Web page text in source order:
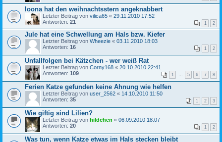
loona hat den weihnachtsstern angeknabbert
Letzter Beitrag von vilica65 « 29.11.2010 17:52
Antworten: 21 1 2
Jule hat eine Schwellung am Hals bzw. Kiefer
Letzter Beitrag von Wheezie « 03.11.2010 18:03
Antworten: 16 1 2
Unfallfolgen bei Kätzchen - wer weiß Rat
Letzter Beitrag von Corny168 « 20.10.2010 22:41
Antworten: 109 1 … 5 6 7 8
Ferien Katze gefunden keine Ahnung wie helfen
Letzter Beitrag von user_2562 « 14.10.2010 11:50
Antworten: 35 1 2 3
Wie giftig sind Lilien?
Letzter Beitrag von hildchen « 06.09.2010 18:07
Antworten: 20 1 2
Was tun, wenn Katze etwas im Hals stecken bleibt